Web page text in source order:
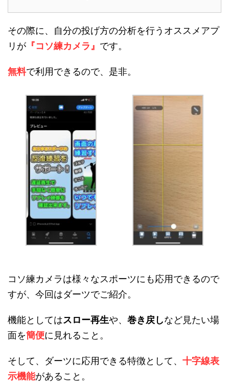
その際に、自分の投げ方の分析を行うオススメアプ
リが 『コソ練カメラ』 です。
無料で利用できるので、是非。
コソ練カメラは様々なスポーツにも応用できるので
すが、今回はダーツでご紹介。
機能としてはスロー再生や、 巻き戻しなど見たい場
面を簡便に見れること。
そして、ダーツに応用できる特徴として、 十字線表
示機能があること。